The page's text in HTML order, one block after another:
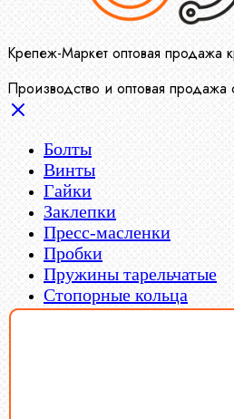
Крепеж-Маркет оптовая продажа
Производство и оптовая
Болты
Винты
Гайки
Заклепки
Пресс-масленки
Пробки
Пружины тарельчатые
Стопорные кольца
Такелаж